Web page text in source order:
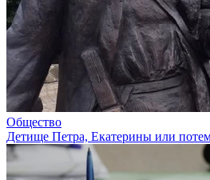
Общество
Детище Петра, Екатерины или